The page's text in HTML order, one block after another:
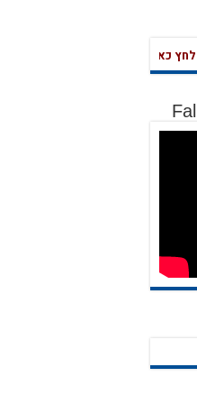
כאן
שאלון בחינה עצמית לחץ כאן
אהבה נואטית? מהי משמעות